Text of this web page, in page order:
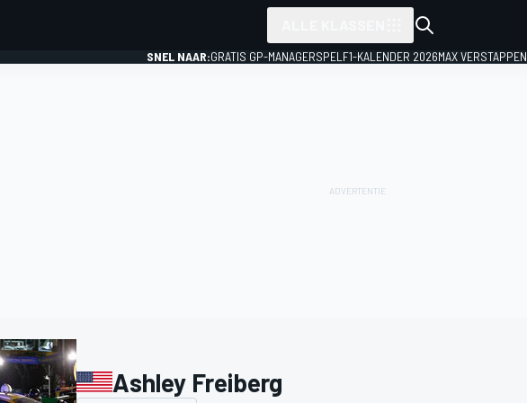
SNEL NAAR:GRATIS GP-MANAGERSPEL F1-KALENDER 2026MAX VERSTAPPEN
Ashley Freiberg